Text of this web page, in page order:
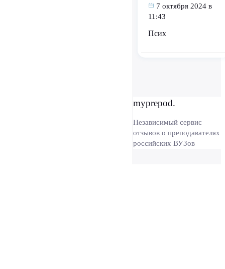
7 октября 2024 в
11:43
Псих
myprepod.
Независимый сервис
отзывов о преподавателях
российских ВУЗов